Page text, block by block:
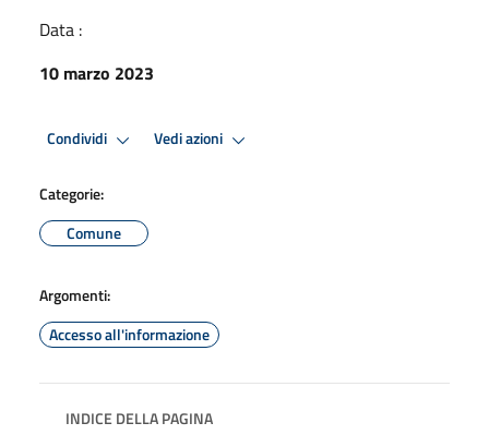
Data :
10 marzo 2023
Condividi Vedi azioni
Categorie:
Comune
Argomenti:
Accesso all'informazione
INDICE DELLA PAGINA